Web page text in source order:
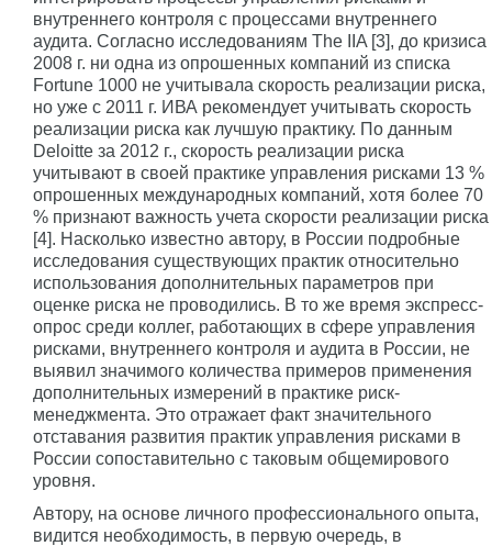
внутреннего контроля с процессами внутреннего
аудита. Согласно исследованиям The IIA [3], до кризиса
2008 г. ни одна из опрошенных компаний из списка
Fortune 1000 не учитывала скорость реализации риска,
но уже с 2011 г. ИВА рекомендует учитывать скорость
реализации риска как лучшую практику. По данным
Deloitte за 2012 г., скорость реализации риска
учитывают в своей практике управления рисками 13 %
опрошенных международных компаний, хотя более 70
% признают важность учета скорости реализации риска
[4]. Насколько известно автору, в России подробные
исследования существующих практик относительно
использования дополнительных параметров при
оценке риска не проводились. В то же время экспресс-
опрос среди коллег, работающих в сфере управления
рисками, внутреннего контроля и аудита в России, не
выявил значимого количества примеров применения
дополнительных измерений в практике риск-
менеджмента. Это отражает факт значительного
отставания развития практик управления рисками в
России сопоставительно с таковым общемирового
уровня.
Автору, на основе личного профессионального опыта,
видится необходимость, в первую очередь, в